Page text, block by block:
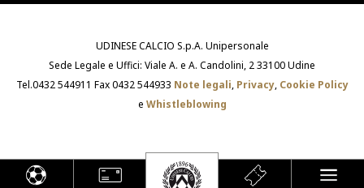
UDINESE CALCIO S.p.A. Unipersonale
Sede Legale e Uffici: Viale A. e A. Candolini, 2 33100 Udine
Tel.0432 544911 Fax 0432 544933 Note legali, Privacy, Cookie Policy
e Whistleblowing